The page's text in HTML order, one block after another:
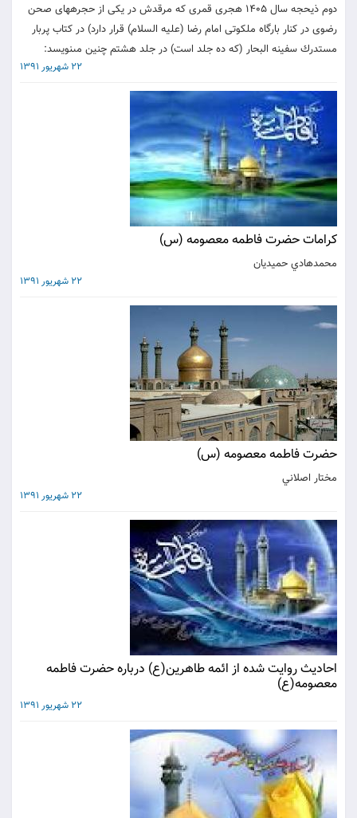
دوم ذيحجه سال 1405 هجرى قمرى كه مرقدش در يكى از حجره‏هاى صحن
رضوى در كنار بارگاه ملكوتى امام رضا (عليه السلام) قرار دارد) در كتاب پربار
مستدرك سفينه البحار (كه ده جلد است) در جلد هشتم چنين مى‏نويسد:
22 شهریور 1391
کرامات حضرت فاطمه معصومه (س)
محمدهادي حميديان
22 شهریور 1391
حضرت فاطمه معصومه (س)
مختار اصلاني
22 شهریور 1391
احاديث روايت شده از ائمه طاهرين(ع) درباره حضرت فاطمه
معصومه(ع)
22 شهریور 1391